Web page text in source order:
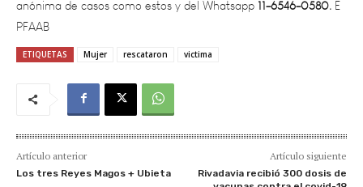
ETIQUETAS Mujer rescataron victima
Artículo anterior
Los tres Reyes Magos + Ubieta
Artículo siguiente
Rivadavia recibió 300 dosis de